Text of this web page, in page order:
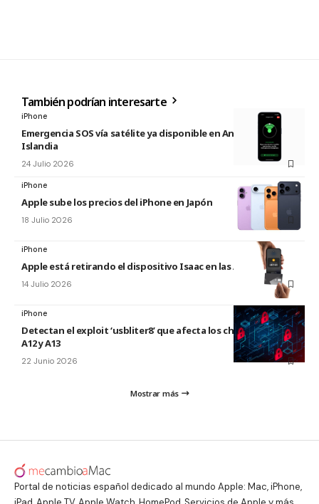
También podrían interesarte
iPhone
Emergencia SOS vía satélite ya disponible en Andorra e
Islandia
24 Julio 2026
iPhone
Apple sube los precios del iPhone en Japón
18 Julio 2026
iPhone
Apple está retirando el dispositivo Isaac en las Apple Store
14 Julio 2026
iPhone
Detectan el exploit ‘usbliter8’ que afecta los chips de Apple
A12 y A13
22 Junio 2026
Mostrar más
Portal de noticias español dedicado al mundo Apple: Mac, iPhone,